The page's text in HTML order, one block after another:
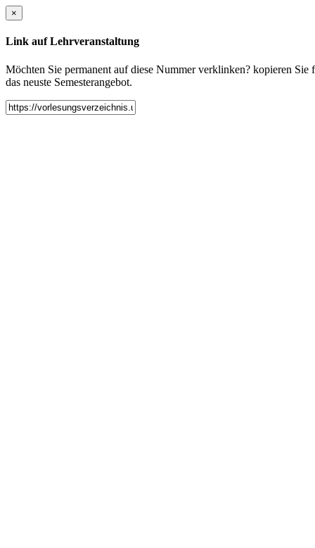
×
Link auf Lehrveranstaltung
Möchten Sie permanent auf diese Nummer verklinken? kopieren
das neuste Semesterangebot.